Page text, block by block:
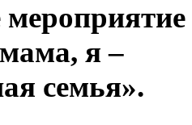
я –
семья».